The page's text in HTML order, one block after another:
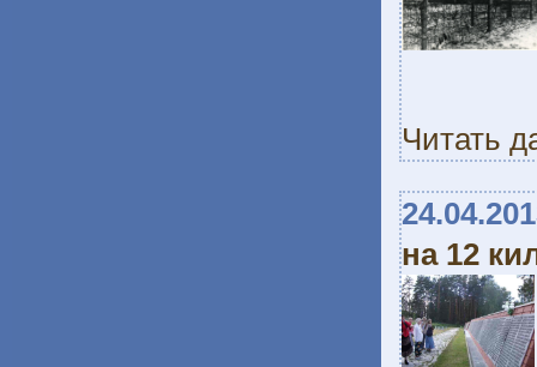
Читать
на 12